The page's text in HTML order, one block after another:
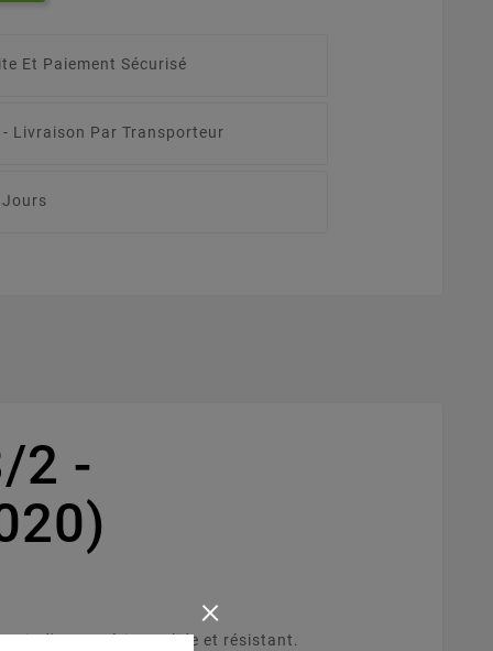
Et Paiement Sécurisé
Livraison Par Transporteur
Jours
2 -
d'un matériau solide et résistant.
×